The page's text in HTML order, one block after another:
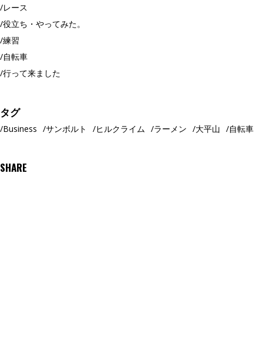
レース
役立ち・やってみた。
練習
自転車
行って来ました
タグ
Business サンボルト ヒルクライム ラーメン 大平山 自転車
SHARE